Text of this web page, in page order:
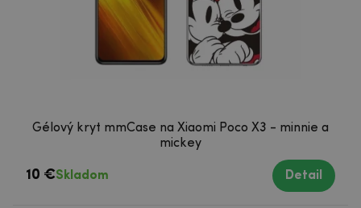
Gélový kryt mmCase na Xiaomi Poco X3 - minnie a
mickey
10 €Skladom Detail